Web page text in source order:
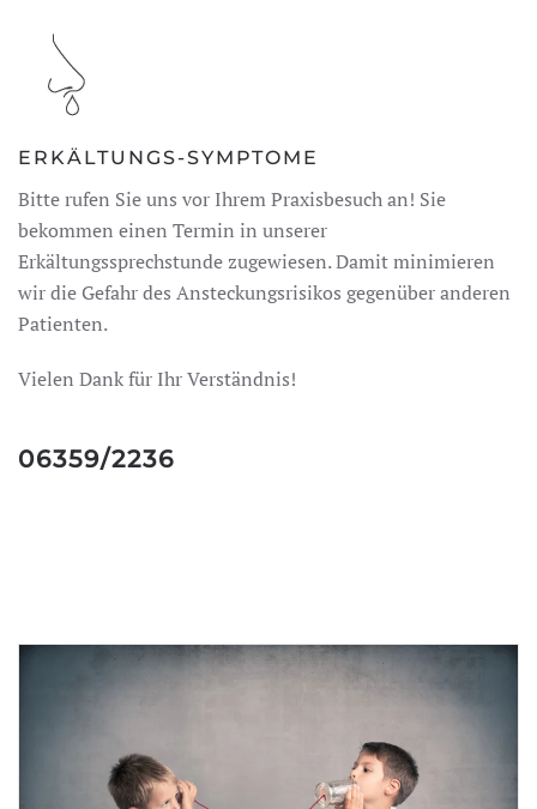
ERKÄLTUNGS-SYMPTOME
Bitte rufen Sie uns vor Ihrem Praxisbesuch an! Sie
bekommen einen Termin in unserer
Erkältungssprechstunde zugewiesen. Damit minimieren
wir die Gefahr des Ansteckungsrisikos gegenüber anderen
Patienten.
Vielen Dank für Ihr Verständnis!
06359/2236